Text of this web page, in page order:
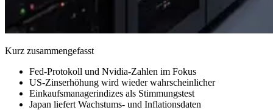
Kurz zusammengefasst
Fed-Protokoll und Nvidia-Zahlen im Fokus
US-Zinserhöhung wird wieder wahrscheinlicher
Einkaufsmanagerindizes als Stimmungstest
Japan liefert Wachstums- und Inflationsdaten